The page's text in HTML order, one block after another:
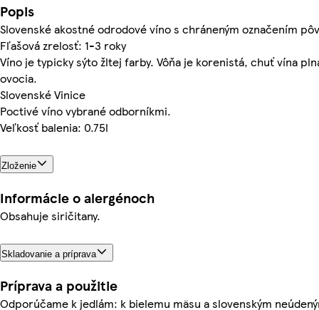
Popis
Slovenské akostné odrodové víno s chráneným označením
Fľašová zrelosť: 1-3 roky
Víno je typicky sýto žltej farby. Vôňa je korenistá, chuť vína
ovocia.
Slovenské Vinice
Poctivé víno vybrané odborníkmi.
Veľkosť balenia: 0.75l
Zloženie
Informácie o alergénoch
Obsahuje siričitany.
Skladovanie a príprava
Príprava a použitie
Odporúčame k jedlám: k bielemu mäsu a slovenským